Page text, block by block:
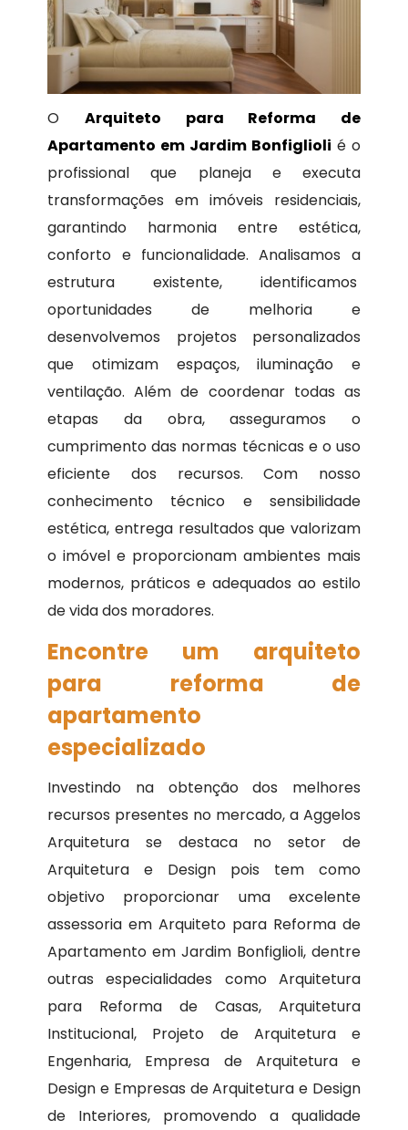
O Arquiteto para Reforma de
Apartamento em Jardim Bonfiglioli é o
profissional que planeja e executa
transformações em imóveis residenciais,
garantindo harmonia entre estética,
conforto e funcionalidade. Analisamos a
estrutura existente, identificamos
oportunidades de melhoria e
desenvolvemos projetos personalizados
que otimizam espaços, iluminação e
ventilação. Além de coordenar todas as
etapas da obra, asseguramos o
cumprimento das normas técnicas e o uso
eficiente dos recursos. Com nosso
conhecimento técnico e sensibilidade
estética, entrega resultados que valorizam
o imóvel e proporcionam ambientes mais
modernos, práticos e adequados ao estilo
de vida dos moradores.
Encontre um arquiteto
para reforma de
apartamento
especializado
Investindo na obtenção dos melhores
recursos presentes no mercado, a Aggelos
Arquitetura se destaca no setor de
Arquitetura e Design pois tem como
objetivo proporcionar uma excelente
assessoria em Arquiteto para Reforma de
Apartamento em Jardim Bonfiglioli, dentre
outras especialidades como Arquitetura
para Reforma de Casas, Arquitetura
Institucional, Projeto de Arquitetura e
Engenharia, Empresa de Arquitetura e
Design e Empresas de Arquitetura e Design
de Interiores, promovendo a qualidade